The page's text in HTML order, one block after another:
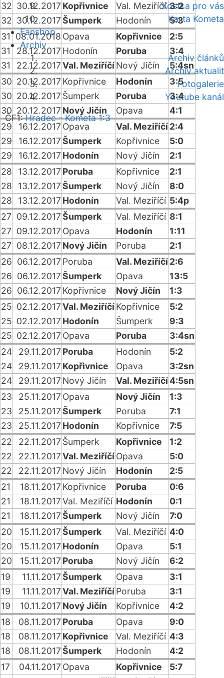
Kostka pro vás
Karta Kometa
Fanshop
Archiv
Archiv článků
Archiv aktualit
Fotogalerie
Youtube kanál
ČF1:Hradec - Kometa 1:3
32 30.12.2017 Kopřivnice Val. Meziříčí 3:2
32 30.12.2017Šumperk Hodonín
5:3
31
08.01.2018 Opava Kopřivnice
2:5
31
28.12.2017 Hodonín Poruba
3:4
31
22.12.2017Val. MeziříčíNový Jičín
5:4sn
30 20.12.2017 Kopřivnice Hodonín
3:5
30 20.12.2017 Šumperk Poruba
3:4
30 20.12.2017 Nový Jičín Opava
4:1
29
16.12.2017 Opava Val. Meziříčí2:4
29
16.12.2017Šumperk Kopřivnice
5:0
29
16.12.2017 Hodonín Nový Jičín
2:1
28
13.12.2017 Poruba Kopřivnice
2:1
28
13.12.2017Šumperk Nový Jičín
8:0
28
13.12.2017 Hodonín Val. Meziříčí 5:4p
27 09.12.2017Šumperk Val. Meziříčí 8:1
27 09.12.2017 Opava Hodonín
1:11
27 08.12.2017 Nový Jičín Poruba
2:1
26 06.12.2017 Poruba Val. Meziříčí2:6
26 06.12.2017Šumperk Opava
13:5
26 06.12.2017 Kopřivnice Nový Jičín
1:3
25 02.12.2017Val. MeziříčíKopřivnice
5:2
25 02.12.2017 Hodonín Šumperk
9:3
25 02.12.2017 Opava Poruba
3:4sn
24
29.11.2017 Poruba Hodonín
5:2
24
29.11.2017 Kopřivnice Opava
3:2sn
24
29.11.2017 Nový Jičín Val. Meziříčí4:5sn
23
25.11.2017 Opava Nový Jičín
1:3
23
25.11.2017Šumperk Poruba
7:1
23
25.11.2017 Hodonín Kopřivnice
7:5
22
22.11.2017 Šumperk Kopřivnice
1:2
22
22.11.2017Val. MeziříčíOpava
5:0
22
22.11.2017 Nový Jičín Hodonín
2:5
21
18.11.2017 Kopřivnice Poruba
0:6
21
18.11.2017Val. Meziříčí Hodonín
0:1
21
18.11.2017Šumperk Nový Jičín
7:0
20
15.11.2017Šumperk Val. Meziříčí 4:0
20
15.11.2017 Hodonín Opava
5:1
20
15.11.2017 Poruba Nový Jičín
6:2
19
11.11.2017Šumperk Opava
3:1
19
11.11.2017Val. MeziříčíPoruba
3:1
19
10.11.2017 Nový Jičín Kopřivnice
4:2
18
08.11.2017 Poruba Opava
9:0
18
08.11.2017 Kopřivnice Val. Meziříčí 4:3
18
08.11.2017Šumperk Hodonín
4:2
17
04.11.2017 Opava Kopřivnice
5:7